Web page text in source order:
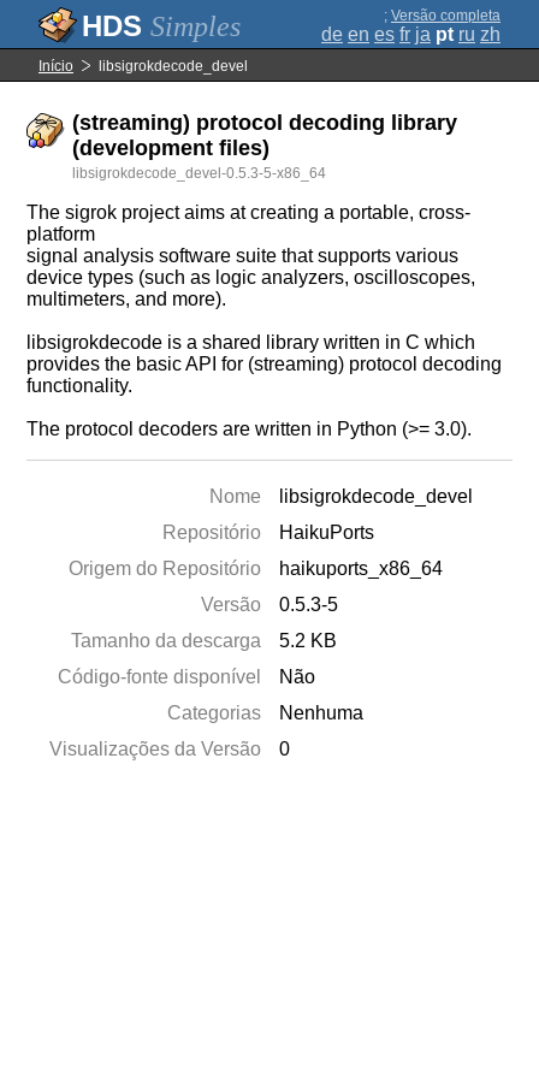
Simples ; Versão completa
de en es fr ja pt ru zh
Início libsigrokdecode_devel
(streaming) protocol decoding library
(development files)
libsigrokdecode_devel-0.5.3-5-x86_64
The sigrok project aims at creating a portable, cross-
platform
signal analysis software suite that supports various
device types (such as logic analyzers, oscilloscopes,
multimeters, and more).
libsigrokdecode is a shared library written in C which
provides the basic API for (streaming) protocol decoding
functionality.
The protocol decoders are written in Python (>= 3.0).
Nome
libsigrokdecode_devel
Repositório
HaikuPorts
Origem do Repositório
haikuports_x86_64
Versão
0.5.3-5
Tamanho da descarga
5.2 KB
Código-fonte disponível
Não
Categorias
Nenhuma
Visualizações da Versão
0